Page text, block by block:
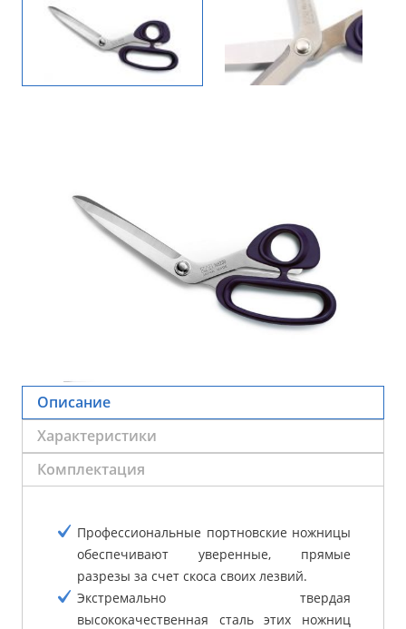
Описание
Характеристики
Комплектация
Профессиональные портновские ножницы
обеспечивают уверенные, прямые
разрезы за счет скоса своих лезвий.
Экстремально твердая
высококачественная сталь этих ножниц